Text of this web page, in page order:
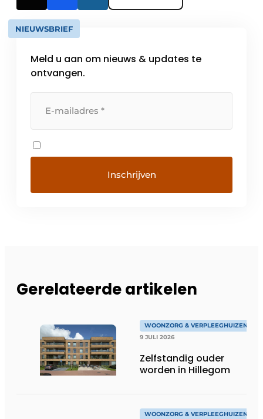
NIEUWSBRIEF
Meld u aan om nieuws & updates te
ontvangen.
Gerelateerde artikelen
WOONZORG & VERPLEEGHUIZEN
9 JULI 2026
Zelfstandig ouder
worden in Hillegom
WOONZORG & VERPLEEGHUIZEN